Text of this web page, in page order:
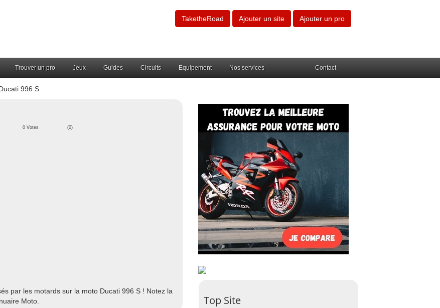
TaketheRoad Ajouter un site Ajouter un pro
Trouver un pro Jeux Guides Circuits Equipement Nos services Contact
996 S
0 Votes (0)
par les motards sur la moto Ducati 996 S ! Notez la
Moto.
Top Site